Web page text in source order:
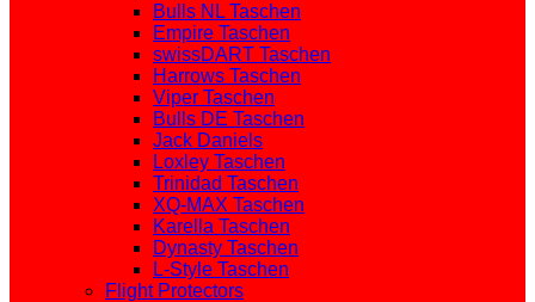
Bulls NL Taschen
Empire Taschen
swissDART Taschen
Harrows Taschen
Viper Taschen
Bulls DE Taschen
Jack Daniels
Loxley Taschen
Trinidad Taschen
XQ-MAX Taschen
Karella Taschen
Dynasty Taschen
L-Style Taschen
Flight Protectors